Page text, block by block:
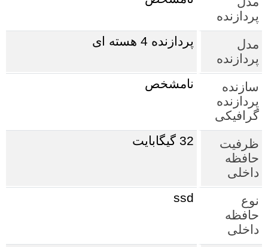
پردازنده
مدل
پردازنده
پردازنده 4 هسته ای
سازنده
پردازنده
گرافیکی
نامشخص
ظرفیت
حافظه
داخلی
32 گیگابایت
نوع
حافظه
داخلی
ssd